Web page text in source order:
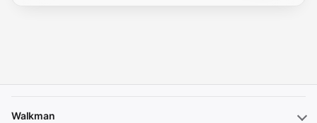
Walkman